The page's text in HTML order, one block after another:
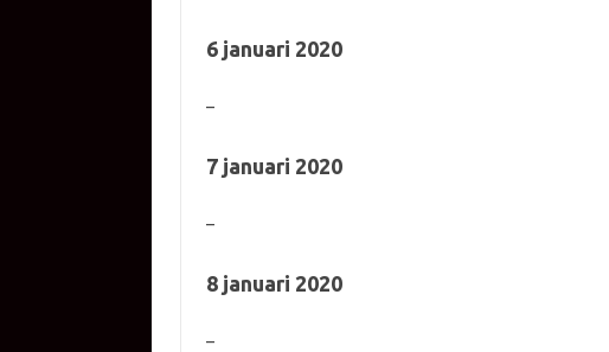
6 januari 2020
–
7 januari 2020
–
8 januari 2020
–